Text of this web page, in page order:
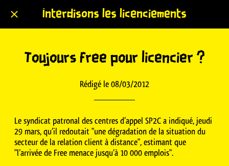
Interdisons les licenciements
Toujours free pour licencier ?
Rédigé le 08/03/2012
Le syndicat patronal des centres d’appel SP2C a indiqué, jeudi
29 mars, qu’il redoutait "une dégradation de la situation du
secteur de la relation client à distance", estimant que
"l’arrivée de Free menace jusqu’à 10 000 emplois".